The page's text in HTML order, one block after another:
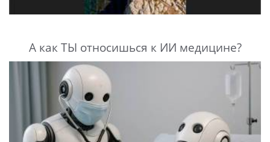
А как ТЫ относишься к ИИ медицине?